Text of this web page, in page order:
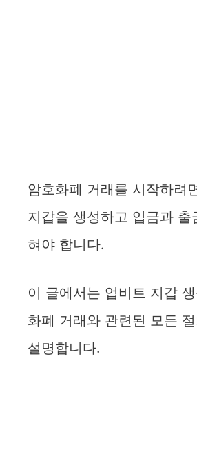
암호화폐 거래를 시작하려
지갑을 생성하고 입금과 출
혀야 합니다.
이 글에서는 업비트 지갑
화폐 거래와 관련된 모든
설명합니다.